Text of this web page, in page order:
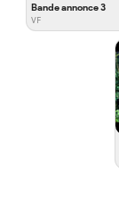
Bande annonce 3
VF